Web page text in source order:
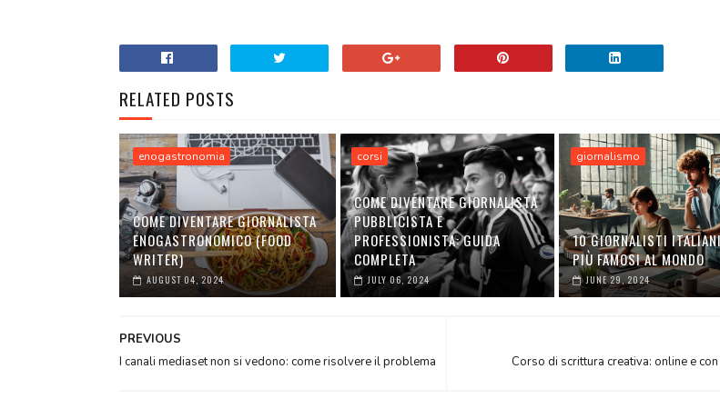
RELATED POSTS
enogastronomia
COME DIVENTARE GIORNALISTA
ENOGASTRONOMICO (FOOD
WRITER)
AUGUST 04, 2024
corsi
COME DIVENTARE GIORNALISTA
PUBBLICISTA E
PROFESSIONISTA: GUIDA
COMPLETA
JULY 06, 2024
giornalismo
10 GIORNALISTI
PIÙ FAMOSI AL MONDO
JUNE 29, 2024
Corso di scrittura creativa: online e
PREVIOUS
I canali mediaset non si vedono: come risolvere il problema